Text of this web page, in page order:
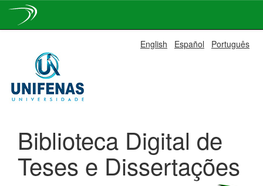
navigation
English Español Português
Biblioteca Digital de
Teses e Dissertações